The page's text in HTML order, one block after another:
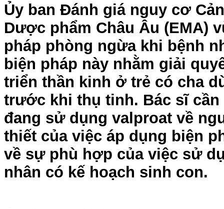
Ủy ban Đánh giá nguy cơ
Dược phẩm Châu Âu (EMA)
pháp phòng ngừa khi bệnh
biện pháp này nhằm giải
triển thần kinh ở trẻ có cha
trước khi thụ tinh. Bác sĩ
đang sử dụng valproat về
thiết của việc áp dụng biện
về sự phù hợp của việc sử
nhân có kế hoạch sinh con.